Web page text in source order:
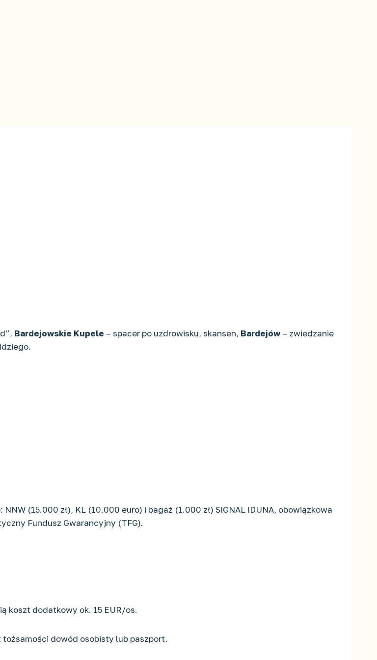
Bardejowskie Kupele – spacer po uzdrowisku, skansen, Bardejów – zwiedzanie
(15.000 zł), KL (10.000 euro) i bagaż (1.000 zł) SIGNAL IDUNA, obowiązkowa
Fundusz Gwarancyjny (TFG).
koszt dodatkowy ok. 15 EUR/os.
dowód osobisty lub paszport.